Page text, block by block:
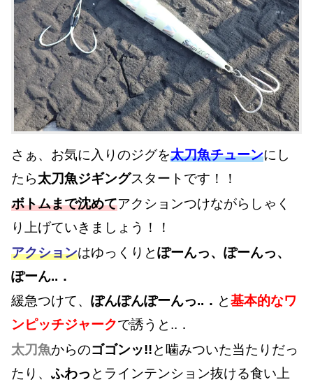
さぁ、お気に入りのジグを太刀魚チューンにし
たら太刀魚ジギングスタートです！！
ボトムまで沈めてアクションつけながらしゃく
り上げていきましょう！！
アクションはゆっくりとぽーんっ、ぽーんっ、
ぽーん..．
緩急つけて、 ぽんぽんぽーんっ..． と基本的なワ
ンピッチジャークで誘うと..．
太刀魚からのゴゴンッ!!と噛みついた当たりだっ
たり、 ふわっ とラインテンション抜ける食い上